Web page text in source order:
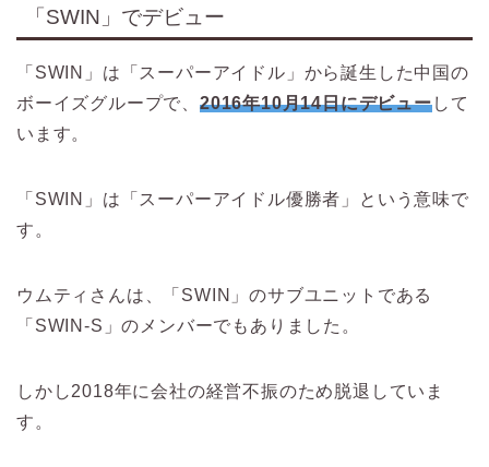
「SWIN」でデビュー
「SWIN」は「スーパーアイドル」から誕生した中国の
ボーイズグループで、2016年10月14日にデビューして
います。
「SWIN」は「スーパーアイドル優勝者」という意味で
す。
ウムティさんは、「SWIN」のサブユニットである
「SWIN-S」のメンバーでもありました。
しかし2018年に会社の経営不振のため脱退していま
す。